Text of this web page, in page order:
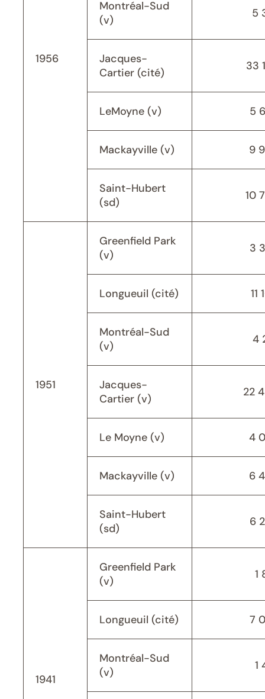
1956
Montréal-Sud
(v)
5
Jacques-
Cartier (cité)
33
LeMoyne (v) 5
Mackayville (v) 9
Saint-Hubert
(sd)
10
1951
Greenfield Park
(v)
3
Longueuil (cité) 11
Montréal-Sud
(v)
4
Jacques-
Cartier (v)
22
Le Moyne (v) 4
Mackayville (v) 6
Saint-Hubert
(sd)
6
1941
Greenfield Park
(v)
1
Longueuil (cité) 7
Montréal-Sud
(v)
1